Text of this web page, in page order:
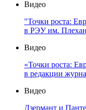
Видео
"Точки роста:
в РЭУ им.
Видео
«Точки роста:
в редакции
Видео
Дзермант и